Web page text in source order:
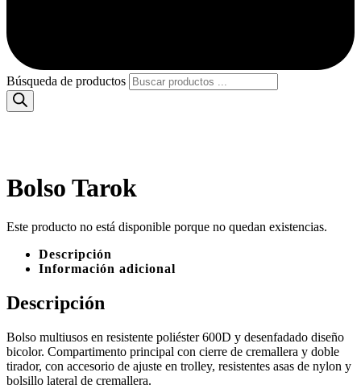
Búsqueda de productos
Bolso Tarok
Este producto no está disponible porque no quedan existencias.
Descripción
Información adicional
Descripción
Bolso multiusos en resistente poliéster 600D y desenfadado diseño
bicolor. Compartimento principal con cierre de cremallera y doble
tirador, con accesorio de ajuste en trolley, resistentes asas de nylon y
bolsillo lateral de cremallera.